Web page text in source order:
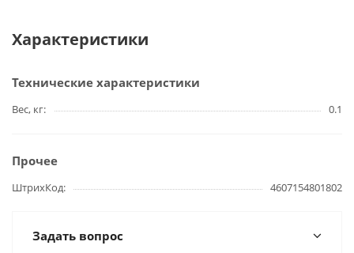
Характеристики
Технические характеристики
Вес, кг 0.1
Прочее
ШтрихКод 4607154801802
Задать вопрос